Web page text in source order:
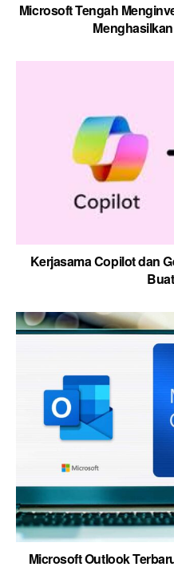
Microsoft Tengah
Kerjasama Copilot dan
Microsoft Outlook